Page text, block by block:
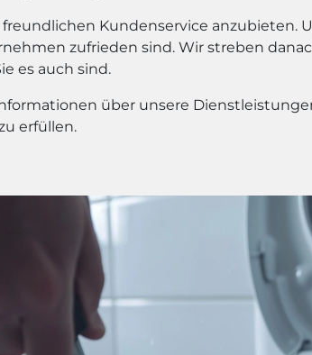
Kundenservice anzubieten.
zufrieden sind. Wir streben
es auch sind.
über unsere
erfüllen.